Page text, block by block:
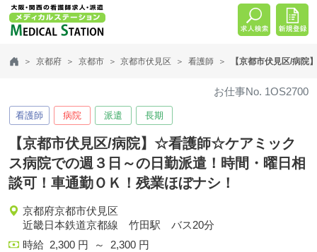
京都府 京都市 京都市伏見区 看護師 【京都市伏見区/病
お仕事No. 1OS2700
看護師 病院 派遣 長期
【京都市伏見区/病院】☆看護師☆ケアミック
ス病院での週３日～の日勤派遣！時間・曜日相
談可！車通勤ＯＫ！残業ほぼナシ！
京都府京都市伏見区
近畿日本鉄道京都線 竹田駅 バス20分
時給 2,300 円 ～ 2,300 円